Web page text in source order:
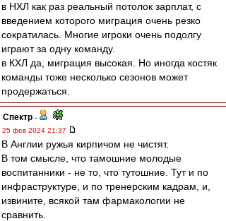
в НХЛ как раз реальный потолок зарплат, с
введением которого миграция очень резко
сократилась. Многие игроки очень подолгу
играют за одну команду.
в КХЛ да, миграция высокая. Но иногда костяк
команды тоже несколько сезонов может
продержаться.
Спектр -
25 фев 2024 21:37
В Англии ружья кирпичом не чистят.
В том смысле, что тамошние молодые
воспитанники - не то, что тутошние. Тут и по
инфраструктуре, и по тренерским кадрам, и,
извините, всякой там фармакологии не
сравнить.